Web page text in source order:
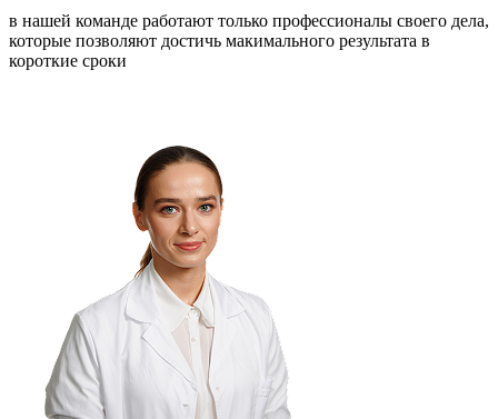
в нашей команде работают только профессионалы своего дела,
которые позволяют достичь макимального результата в
короткие сроки